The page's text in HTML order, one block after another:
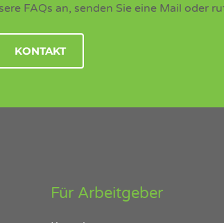
FAQs an, senden Sie eine Mail oder
KONTAKT
Für Arbeitgeber